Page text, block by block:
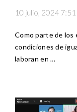
10 julio, 2024 7:51
Como parte de los
condiciones de
laboran en …